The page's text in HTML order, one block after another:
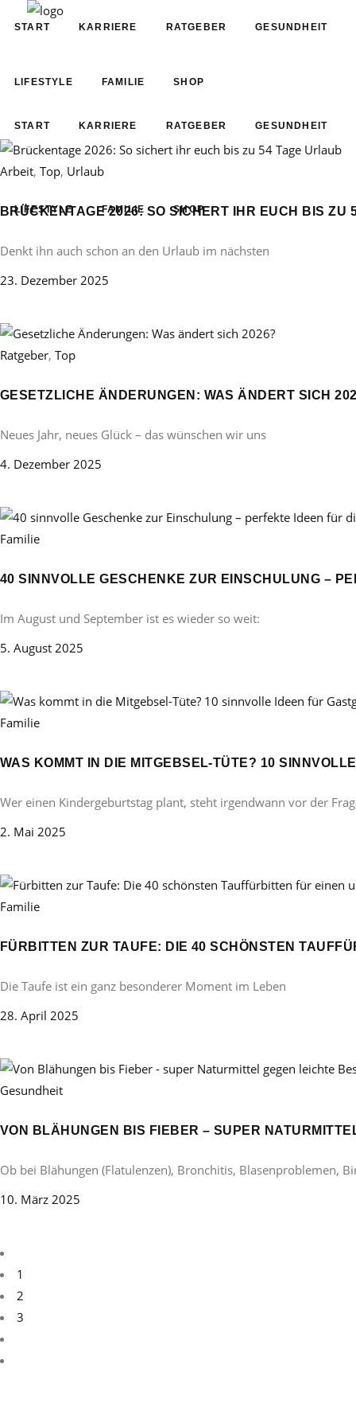
START KARRIERE RATGEBER GESUNDHEIT
LIFESTYLE FAMILIE SHOP
START KARRIERE RATGEBER GESUNDHEIT
LIFESTYLE FAMILIE SHOP
Arbeit, Top, Urlaub
BRÜCKENTAGE 2026: SO SICHERT IHR EUCH BIS ZU
Denkt ihn auch schon an den Urlaub im nächsten
23. Dezember 2025
Ratgeber, Top
GESETZLICHE ÄNDERUNGEN: WAS ÄNDERT SICH
Neues Jahr, neues Glück – das wünschen wir uns
4. Dezember 2025
Familie
40 SINNVOLLE GESCHENKE ZUR EINSCHULUNG –
Im August und September ist es wieder so weit:
5. August 2025
Familie
WAS KOMMT IN DIE MITGEBSEL-TÜTE? 10
Wer einen Kindergeburtstag plant, steht irgendwann vor der
2. Mai 2025
Familie
FÜRBITTEN ZUR TAUFE: DIE 40 SCHÖNSTEN
Die Taufe ist ein ganz besonderer Moment im Leben
28. April 2025
Gesundheit
VON BLÄHUNGEN BIS FIEBER – SUPER
Ob bei Blähungen (Flatulenzen), Bronchitis, Blasenproblemen,
10. März 2025
1
2
3